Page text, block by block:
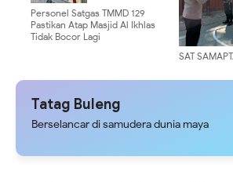
Personel Satgas TMMD 129
Pastikan Atap Masjid Al Ikhlas
Tidak Bocor Lagi
SAT
CIPTAKAN
Tatag Buleng
Berselancar di samudera dunia maya